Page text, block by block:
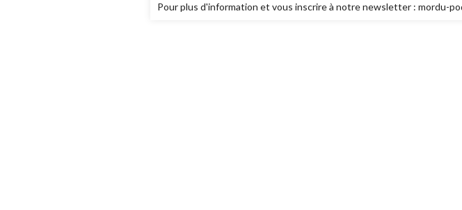
Pour plus d'information et vous inscrire à notre newsletter : mordu-